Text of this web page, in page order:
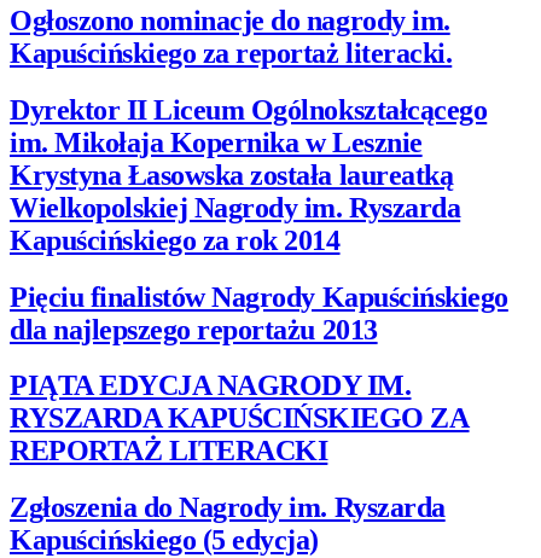
Ogłoszono nominacje do nagrody im.
Kapuścińskiego za reportaż literacki.
Dyrektor II Liceum Ogólnokształcącego
im. Mikołaja Kopernika w Lesznie
Krystyna Łasowska została laureatką
Wielkopolskiej Nagrody im. Ryszarda
Kapuścińskiego za rok 2014
Pięciu finalistów Nagrody Kapuścińskiego
dla najlepszego reportażu 2013
PIĄTA EDYCJA NAGRODY IM.
RYSZARDA KAPUŚCIŃSKIEGO ZA
REPORTAŻ LITERACKI
Zgłoszenia do Nagrody im. Ryszarda
Kapuścińskiego (5 edycja)